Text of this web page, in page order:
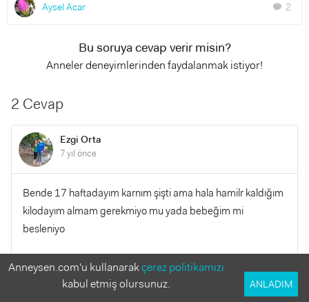
Aysel Acar chat 2
Bu soruya cevap verir misin?
Anneler deneyimlerinden faydalanmak istiyor!
2 Cevap
Ezgi Orta
7 yıl önce
Bende 17 haftadayım karnım şişti ama hala hamilr kaldığım
kilodayım almam gerekmiyo mu yada bebeğim mi
besleniyo
0 0
Anneysen.com'u kullanarakçerez politikamızı
kabul etmiş olursunuz.
ANLADIM